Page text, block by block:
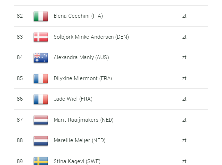
82 Elena Cecchini (ITA) zt
83 Solbjørk Minke Anderson (DEN) zt
84 Alexandra Manly (AUS) zt
85 Dilyxine Miermont (FRA) zt
86 Jade Wiel (FRA) zt
87 Marit Raaijmakers (NED) zt
88 Mareille Meijer (NED) zt
89 Stina Kagevi (SWE) zt